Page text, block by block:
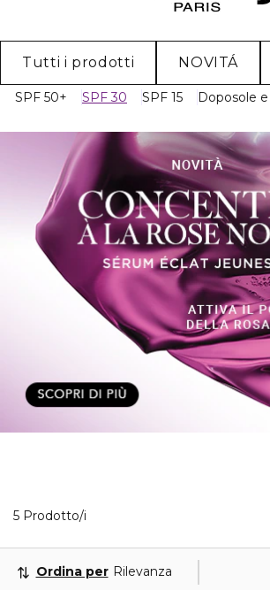
Tutti i prodotti NOVITÁ
SPF 50+ SPF 30 SPF 15 Doposole
5 Prodotto/i
Ordina per Rilevanza